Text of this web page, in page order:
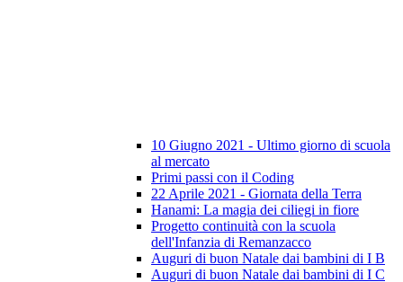
10 Giugno 2021 - Ultimo giorno di scuola
al mercato
Primi passi con il Coding
22 Aprile 2021 - Giornata della Terra
Hanami: La magia dei ciliegi in fiore
Progetto continuità con la scuola
dell'Infanzia di Remanzacco
Auguri di buon Natale dai bambini di I B
Auguri di buon Natale dai bambini di I C